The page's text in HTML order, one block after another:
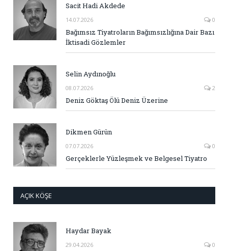
Sacit Hadi Akdede
14.07.2026 0
Bağımsız Tiyatroların Bağımsızlığına Dair Bazı
İktisadi Gözlemler
Selin Aydınoğlu
08.07.2026 2
Deniz Göktaş Ölü Deniz Üzerine
Dikmen Gürün
07.07.2026 0
Gerçeklerle Yüzleşmek ve Belgesel Tiyatro
AÇIK KÖŞE
Haydar Bayak
29.04.2026 0